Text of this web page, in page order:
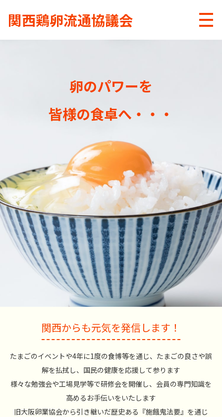
関西鶏卵流通協議会 メニ
卵のパワーを
皆様の食卓へ・・・
関西からも元気を発信します！
たまごのイベントや4年に1度の食博等を通じ、たまごの良さや誤
解を払拭し、国民の健康を応援して参ります
様々な勉強会や工場見学等で研修会を開催し、会員の専門知識を
高めるお手伝いをいたします
旧大阪卵業協会から引き継いだ歴史ある『施餓鬼法要』を通じ